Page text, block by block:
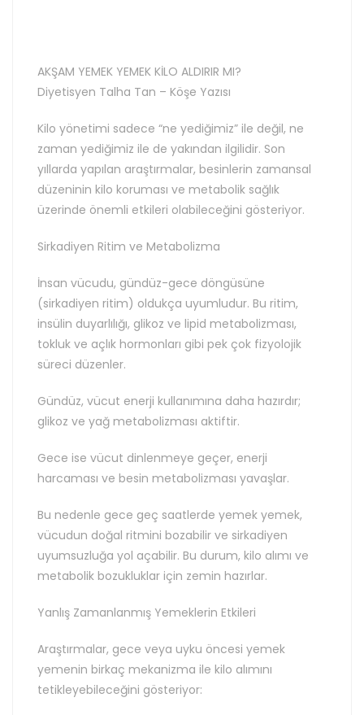
AKŞAM YEMEK YEMEK KİLO ALDIRIR MI?
Diyetisyen Talha Tan – Köşe Yazısı
Kilo yönetimi sadece “ne yediğimiz” ile değil, ne
zaman yediğimiz ile de yakından ilgilidir. Son
yıllarda yapılan araştırmalar, besinlerin zamansal
düzeninin kilo koruması ve metabolik sağlık
üzerinde önemli etkileri olabileceğini gösteriyor.
Sirkadiyen Ritim ve Metabolizma
İnsan vücudu, gündüz-gece döngüsüne
(sirkadiyen ritim) oldukça uyumludur. Bu ritim,
insülin duyarlılığı, glikoz ve lipid metabolizması,
tokluk ve açlık hormonları gibi pek çok fizyolojik
süreci düzenler.
Gündüz, vücut enerji kullanımına daha hazırdır;
glikoz ve yağ metabolizması aktiftir.
Gece ise vücut dinlenmeye geçer, enerji
harcaması ve besin metabolizması yavaşlar.
Bu nedenle gece geç saatlerde yemek yemek,
vücudun doğal ritmini bozabilir ve sirkadiyen
uyumsuzluğa yol açabilir. Bu durum, kilo alımı ve
metabolik bozukluklar için zemin hazırlar.
Yanlış Zamanlanmış Yemeklerin Etkileri
Araştırmalar, gece veya uyku öncesi yemek
yemenin birkaç mekanizma ile kilo alımını
tetikleyebileceğini gösteriyor: